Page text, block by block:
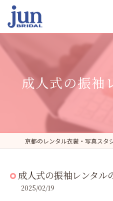
成人式の振袖
成人式の振袖レンタル
2025/02/19